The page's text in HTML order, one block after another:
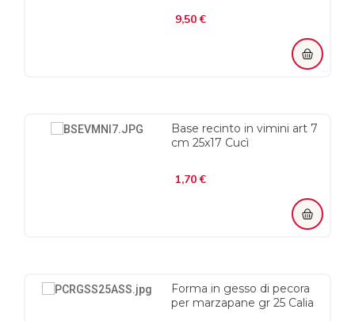
9,50 €
Base recinto in vimini art 7
cm 25x17 Cucì
1,70 €
Forma in gesso di pecora
per marzapane gr 25 Calia